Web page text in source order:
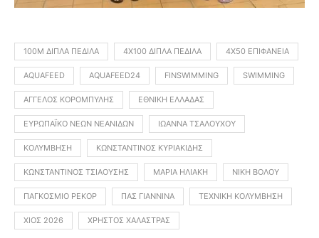
100Μ ΔΙΠΛΆ ΠΈΔΙΛΑ 4Χ100 ΔΙΠΛΆ ΠΈΔΙΛΑ 4Χ50 ΕΠΙΦΆΝΕΙΑ
AQUAFEED AQUAFEED24 FINSWIMMING SWIMMING
ΆΓΓΕΛΟΣ ΚΟΡΟΜΠΎΛΗΣ ΕΘΝΙΚΉ ΕΛΛΆΔΑΣ
ΕΥΡΩΠΑΪΚΌ ΝΈΩΝ ΝΕΑΝΊΔΩΝ ΙΩΆΝΝΑ ΤΣΑΛΟΎΧΟΥ
ΚΟΛΎΜΒΗΣΗ ΚΩΝΣΤΑΝΤΊΝΟΣ ΚΥΡΙΑΚΊΔΗΣ
ΚΩΝΣΤΑΝΤΊΝΟΣ ΤΣΙΑΟΎΣΗΣ ΜΑΡΊΑ ΗΛΙΆΚΗ ΝΊΚΗ ΒΌΛΟΥ
ΠΑΓΚΌΣΜΙΟ ΡΕΚΌΡ ΠΑΣ ΓΙΆΝΝΙΝΑ ΤΕΧΝΙΚΉ ΚΟΛΎΜΒΗΣΗ
ΧΊΟΣ 2026 ΧΡΉΣΤΟΣ ΧΑΛΆΣΤΡΑΣ